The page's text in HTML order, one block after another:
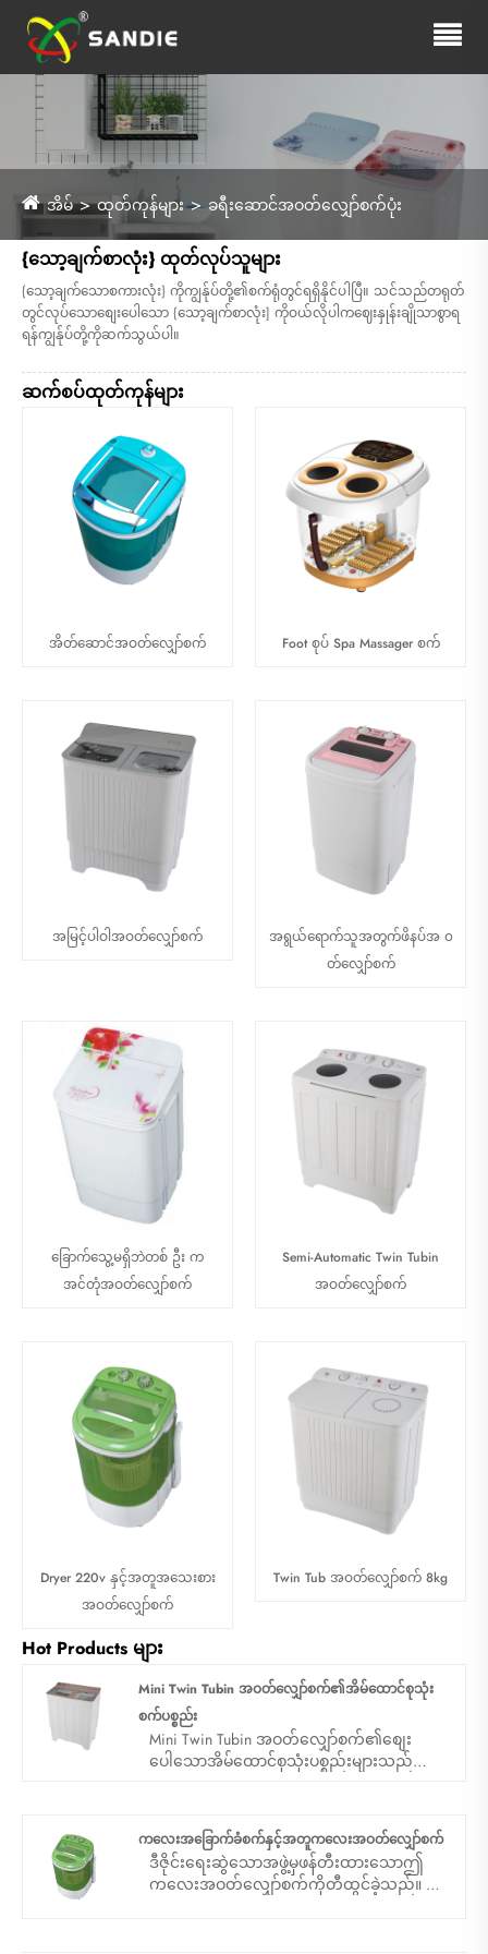
အိမ် ထုတ်ကုန်များ ခရီးဆောင်အဝတ်လျှော်စက်ပုံး
{သော့ချက်စာလုံး} ထုတ်လုပ်သူများ
{သော့ချက်သောစကားလုံး} ကိုကျွန်ုပ်တို့၏စက်ရုံတွင်ရရှိနိုင်ပါပြီ။ သင်သည်တရုတ်
တွင်လုပ်သောစျေးပေါသော {သော့ချက်စာလုံး] ကိုဝယ်လိုပါကဈေးနှုန်းချိုသာစွာရ
ရန်ကျွန်ုပ်တို့ကိုဆက်သွယ်ပါ။
ဆက်စပ်ထုတ်ကုန်များ
အိတ်ဆောင်အဝတ်လျှော်စက် Foot စုပ် Spa Massager စက်
အမြင့်ပါဝါအဝတ်လျှော်စက်
အရွယ်ရောက်သူအတွက်ဖိနပ်အ ၀
တ်လျှော်စက်
ခြောက်သွေ့မရှိဘဲတစ် ဦး က
အင်တုံအဝတ်လျှော်စက်
Semi-Automatic Twin Tubin
အဝတ်လျှော်စက်
Dryer 220v နှင့်အတူအသေးစား
အဝတ်လျှော်စက်
Twin Tub အဝတ်လျှော်စက် 8kg
Hot Products များ
Mini Twin Tubin အဝတ်လျှော်စက်၏အိမ်ထောင်စုသုံး
စက်ပစ္စည်း
Mini Twin Tubin အဝတ်လျှော်စက်၏စျေး
ပေါသောအိမ်ထောင်စုသုံးပစ္စည်းများသည်စျေး
လွယ်ကူသည်။
ကလေးအခြောက်ခံစက်နှင့်အတူကလေးအဝတ်လျှော်စက်
ဒီဇိုင်းရေးဆွဲသောအဖွဲ့မှဖန်တီးထားသောဤ
ကလေးအဝတ်လျှော်စက်ကိုတီထွင်ခဲ့သည်။ မိမိ